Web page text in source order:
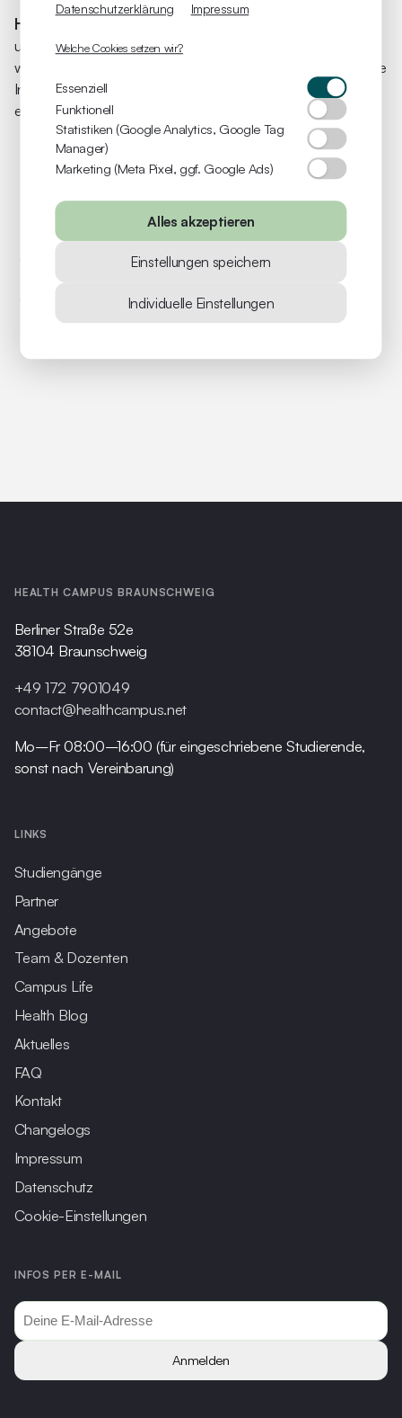
Datenschutzerklärung Impressum
Welche Cookies setzen wir?
Essenziell
Funktionell
Statistiken (Google Analytics, Google Tag
Manager)
Marketing (Meta Pixel, ggf. Google Ads)
Alles akzeptieren
Einstellungen speichern
Individuelle Einstellungen
Hinweise auf Rechtsverstöße:
unseres Internetauftritts Rechtsverstöße bemerken, bitten
wir Sie uns auf diese hinzuweisen. Wir werden rechtswidrige
Inhalte und Links nach Kenntnisnahme unverzüglich
entfernen.
HEALTH CAMPUS BRAUNSCHWEIG
Berliner Straße 52e
38104 Braunschweig
+49 172 7901049
contact@healthcampus.net
Mo–Fr 08:00–16:00 (für eingeschriebene Studierende,
sonst nach Vereinbarung)
LINKS
Studiengänge
Partner
Angebote
Team & Dozenten
Campus Life
Health Blog
Aktuelles
FAQ
Kontakt
Changelogs
Impressum
Datenschutz
Cookie-Einstellungen
INFOS PER E-MAIL
Anmelden